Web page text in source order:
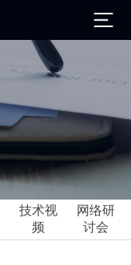
技术视
频
网络研
讨会